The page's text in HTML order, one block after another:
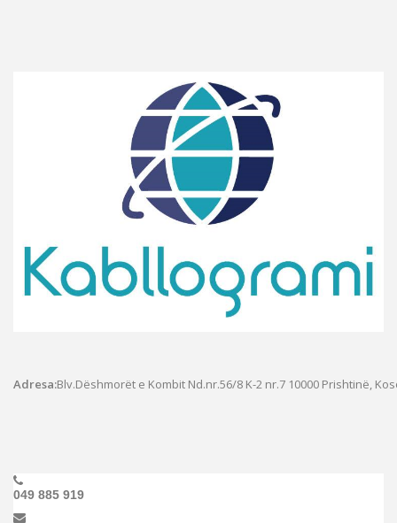
Adresa:Blv.Dëshmorët e Kombit Nd.nr.56/8 K-2 nr.7 10000 Prishtinë,
049 885 919